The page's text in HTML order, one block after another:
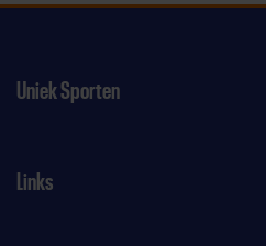
Uniek Sporten
Links